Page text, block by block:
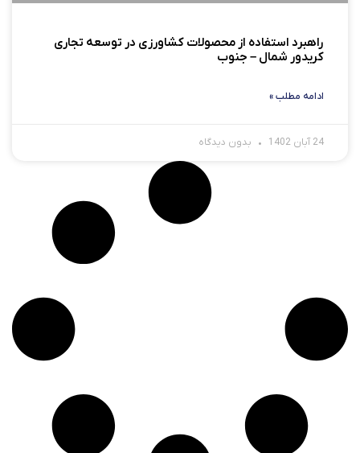
راهبرد استفاده از محصولات کشاورزی در توسعه تجاری
کریدور شمال – جنوب
ادامه مطلب »
24 آبان 1402 بدون دیدگاه